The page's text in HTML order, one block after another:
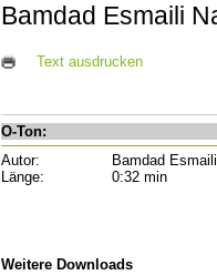
Bamdad Esmaili
Text ausdrucken
O-Ton:
Autor:
Bamdad Esmaili
Länge:
0:32 min
Weitere Downloads